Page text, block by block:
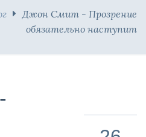
Джон Смит - Прозрение
обязательно наступит